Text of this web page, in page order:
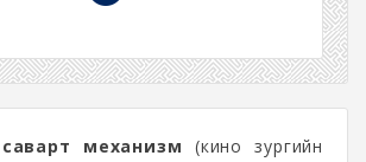
саварт механизм (кино зургийн